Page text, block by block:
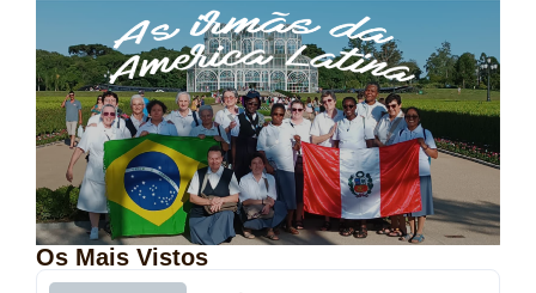
Os Mais Vistos